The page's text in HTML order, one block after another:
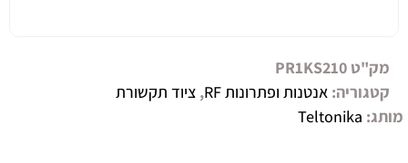
מק"ט PR1KS210
קטגוריה: אנטנות ופתרונות RF , ציוד תקשורת
מותג: Teltonika